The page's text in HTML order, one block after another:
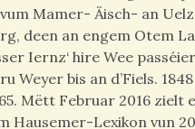
Mamer- Äisch- an
deen an engem Otem
Iernz‘ hire Wee
Weyer bis an d’Fiels.
Mëtt Februar 2016 zielt
Hausemer-Lexikon vun